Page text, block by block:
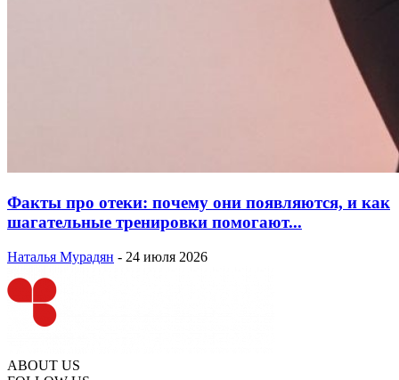
Факты про отеки: почему они появляются, и как
шагательные тренировки помогают...
Наталья Мурадян - 24 июля 2026
ABOUT US